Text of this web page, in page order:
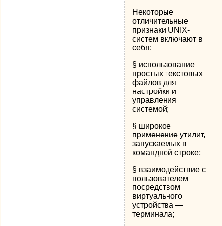
Некоторые
отличительные
признаки UNIX-
систем включают в
себя:
§ использование
простых текстовых
файлов для
настройки и
управления
системой;
§ широкое
применение утилит,
запускаемых в
командной строке;
§ взаимодействие с
пользователем
посредством
виртуального
устройства —
терминала;